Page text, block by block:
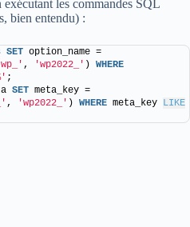
les commandes SQL
bien entendu) :
SET
, 'wp2022_' ) WHERE
;
SET
, 'wp2022_' ) WHERE meta_key LIKE